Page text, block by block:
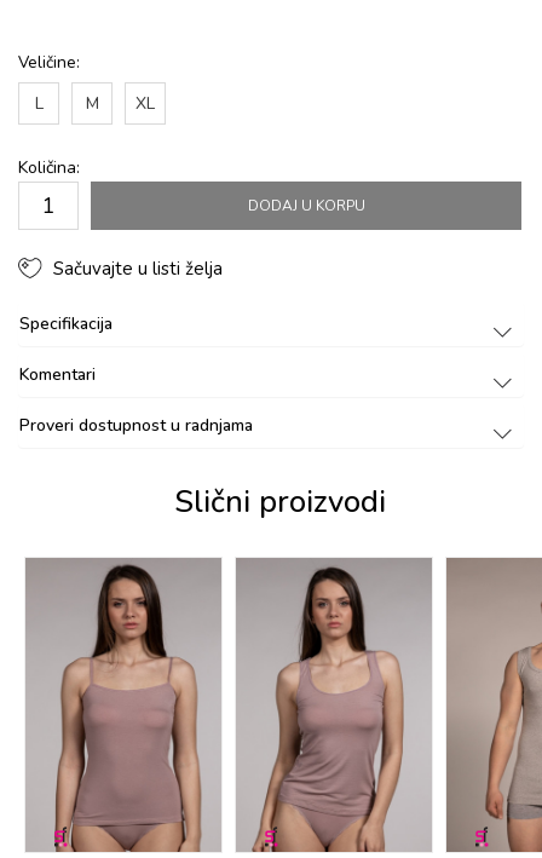
Veličine:
L
M XL
Količina:
DODAJ U KORPU
Sačuvajte u listi želja
Specifikacija
Komentari
Proveri dostupnost u radnjama
Slični proizvodi